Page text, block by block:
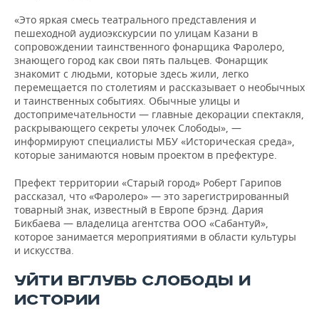
«Это яркая смесь театрального представления и
пешеходной аудиоэкскурсии по улицам Казани в
сопровождении таинственного фонарщика Фаролеро,
знающего город как свои пять пальцев. Фонарщик
знакомит с людьми, которые здесь жили, легко
перемещается по столетиям и рассказывает о необычных
и таинственных событиях. Обычные улицы и
достопримечательности — главные декорации спектакля,
раскрывающего секреты улочек Слободы», —
информируют специалисты МБУ «Историческая среда»,
которые занимаются новым проектом в префектуре.
Префект территории «Старый город» Роберт Гарипов
рассказал, что «Фаролеро» — это зарегистрированный
товарный знак, известный в Европе брэнд. Дария
Бикбаева — владелица агентства ООО «Сабантуй»,
которое занимается мероприятиями в области культуры
и искусства.
УЙТИ ВГЛУБЬ СЛОБОДЫ И
ИСТОРИИ